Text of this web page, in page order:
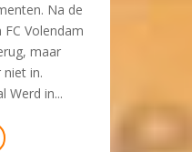
Na de
Volendam
maar
in.
Werd in...